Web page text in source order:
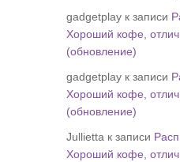
gadgetplay к записи
Хороший кофе,
(обновление)
gadgetplay к записи
Хороший кофе,
(обновление)
Jullietta к записи
Хороший кофе,